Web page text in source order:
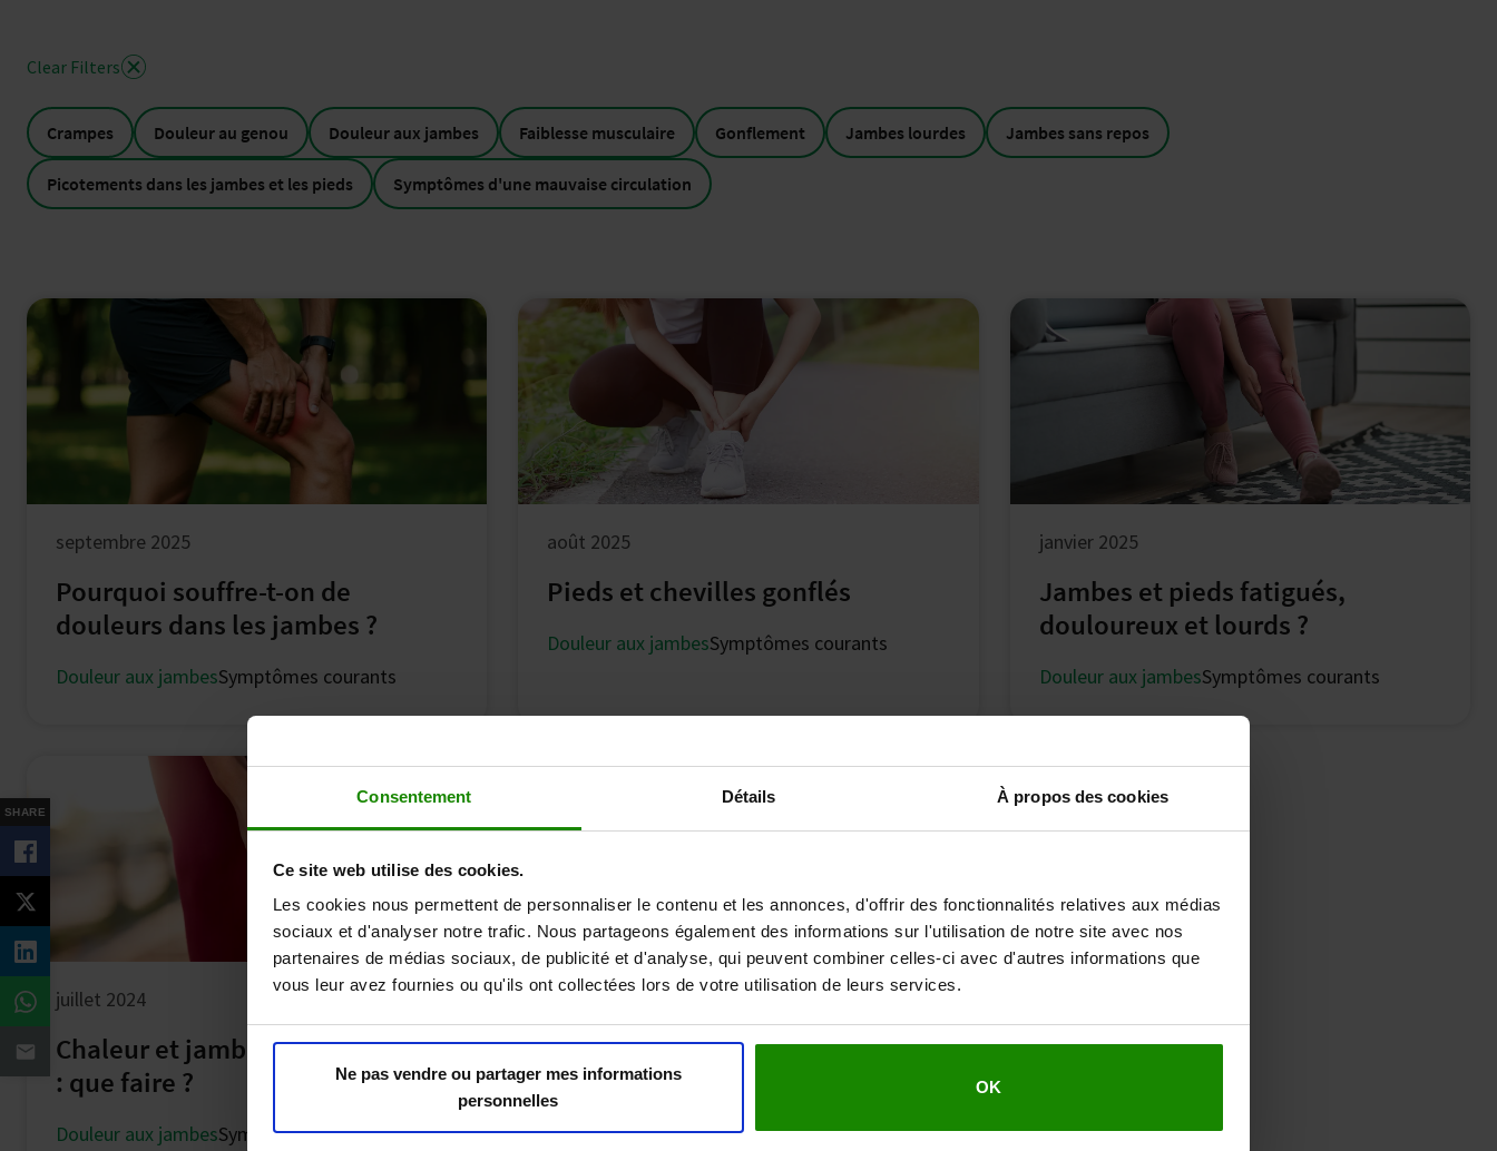
Consentement Détails À propos des cookies
Ce site web utilise des cookies.
Les cookies nous permettent de personnaliser le contenu et les annonces, d'offrir des fonctionnalités relatives aux médias
sociaux et d'analyser notre trafic. Nous partageons également des informations sur l'utilisation de notre site avec nos
partenaires de médias sociaux, de publicité et d'analyse, qui peuvent combiner celles-ci avec d'autres informations que
vous leur avez fournies ou qu'ils ont collectées lors de votre utilisation de leurs services.
Ne pas vendre ou partager mes informations
personnelles
OK
Clear Filters
Crampes Douleur au genou Douleur aux jambes Faiblesse musculaire Gonflement Jambes lourdes Jambes sans repos
Picotements dans les jambes et les pieds Symptômes d'une mauvaise circulation
septembre 2025
Pourquoi souffre-t-on de
douleurs dans les jambes ?
Douleur aux jambesSymptômes courants
août 2025
Pieds et chevilles gonflés
Douleur aux jambesSymptômes courants
janvier 2025
Jambes et pieds fatigués,
douloureux et lourds ?
Douleur aux jambesSymptômes courants
juillet 2024
Chaleur et jambes lourdes en été
: que faire ?
Douleur aux jambesSymptômes courants
SHARE